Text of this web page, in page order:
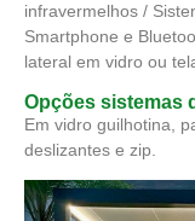
infravermelhos /
Smartphone e
lateral em vidro ou
Opções sistemas
Em vidro guilhotina,
deslizantes e zip.